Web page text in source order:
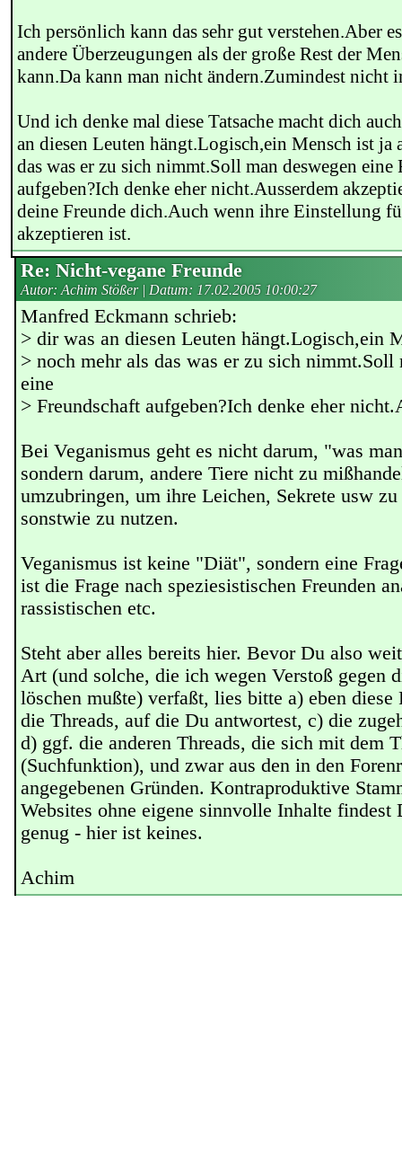
Ich persönlich kann das sehr gut verstehen.Aber
andere Überzeugungen als der große Rest der
kann.Da kann man nicht ändern.Zumindest nicht
Und ich denke mal diese Tatsache macht dich
an diesen Leuten hängt.Logisch,ein Mensch ist ja
das was er zu sich nimmt.Soll man deswegen eine
aufgeben?Ich denke eher nicht.Ausserdem
deine Freunde dich.Auch wenn ihre Einstellung
akzeptieren ist.
Re: Nicht-vegane Freunde
Autor: Achim Stößer | Datum: 17.02.2005 10:00:27
Manfred Eckmann schrieb:
> dir was an diesen Leuten hängt.Logisch,ein
> noch mehr als das was er zu sich nimmt.Soll
eine
> Freundschaft aufgeben?Ich denke eher
Bei Veganismus geht es nicht darum, "was
sondern darum, andere Tiere nicht zu
umzubringen, um ihre Leichen, Sekrete usw zu
sonstwie zu nutzen.
Veganismus ist keine "Diät", sondern eine
ist die Frage nach speziesistischen Freunden
rassistischen etc.
Steht aber alles bereits hier. Bevor Du also
Art (und solche, die ich wegen Verstoß gegen
löschen mußte) verfaßt, lies bitte a) eben
die Threads, auf die Du antwortest, c) die
d) ggf. die anderen Threads, die sich mit dem
(Suchfunktion), und zwar aus den in den
angegebenen Gründen. Kontraproduktive
Websites ohne eigene sinnvolle Inhalte findest
genug - hier ist keines.
Achim